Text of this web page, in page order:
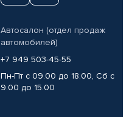
Автосалон (отдел продаж
автомобилей)
+7 949 503-45-55
Пн-Пт с 09.00 до 18.00, Сб с
9.00 до 15.00